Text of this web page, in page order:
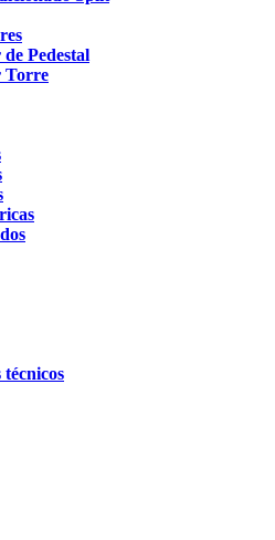
Pedestal
Torre
técnicos